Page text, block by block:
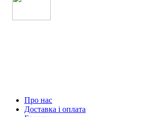
Про нас
Доставка і оплата